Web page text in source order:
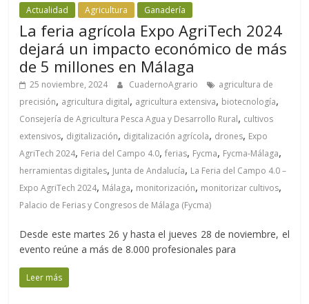
Actualidad Agricultura Ganadería
La feria agrícola Expo AgriTech 2024
dejará un impacto económico de más
de 5 millones en Málaga
25 noviembre, 2024 CuadernoAgrario
agricultura de
precisión, agricultura digital, agricultura extensiva, biotecnología,
Consejería de Agricultura Pesca Agua y Desarrollo Rural, cultivos
extensivos, digitalización, digitalización agrícola, drones, Expo
AgriTech 2024, Feria del Campo 4.0,ferias, Fycma, Fycma-Málaga,
herramientas digitales, Junta de Andalucía, La Feria del Campo 4.0 –
Expo AgriTech 2024, Málaga, monitorización, monitorizar cultivos,
Palacio de Ferias y Congresos de Málaga (Fycma)
Desde este martes 26 y hasta el jueves 28 de noviembre, el
evento reúne a más de 8.000 profesionales para
Leer más